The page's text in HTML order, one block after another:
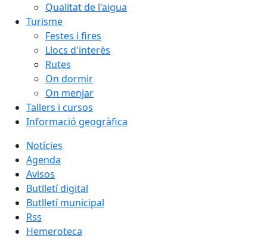
Qualitat de l'aigua
Turisme
Festes i fires
Llocs d'interès
Rutes
On dormir
On menjar
Tallers i cursos
Informació geogràfica
Notícies
Agenda
Avisos
Butlletí digital
Butlletí municipal
Rss
Hemeroteca